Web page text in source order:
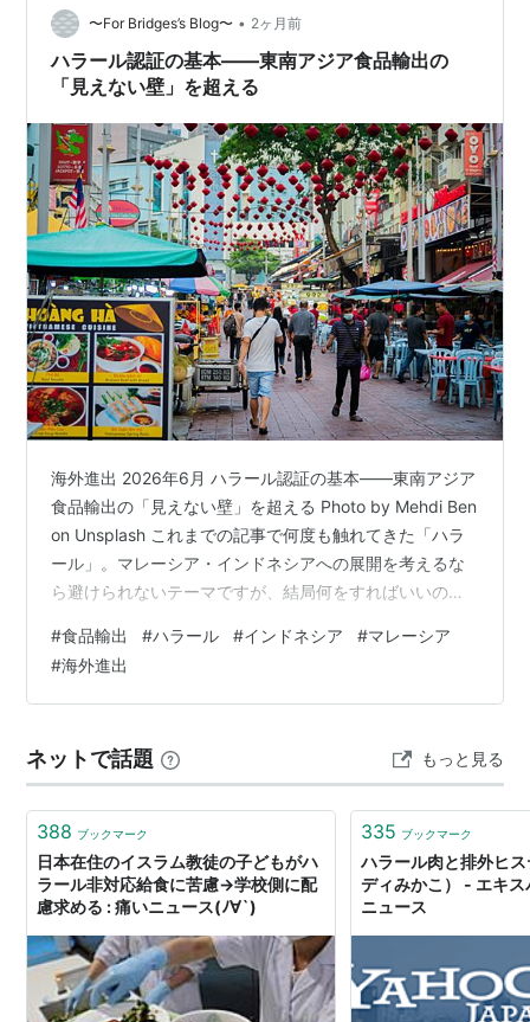
ハラール
イスラム法に基づきお祈りを行い、神の名の下に屠
殺された肉。
※豚肉など、ハラームなものはお祈りしても駄目。
お祈りの際は以下の様に唱えるのが基本。
ビスミッラーヒッ ラフマーニッ ラヒーム*1
魚介類一般（スンニー派）
鱗の付いた魚、エビ（一部のシーア派）
イナゴ
シマハイエナ（雑食なので、一部の地域では許可）
ハラーム（食べてはいけないもの）
豚肉（コーラン 第2章173節）、豚を原料としたもの
神の名の下に屠殺されていない動物の肉（コーラン
第2章173節）、その動物を原料としたもの
死肉 / 腐肉（コーラン 第5章3節）
アルコール類
牙を持つ食肉動物
ロバの肉
イナゴ以外の昆虫
※動物性油脂、ゼラチン、ビーフブイヨン等の肉エキス
は特に注意。
*1:慈悲遍く慈悲深きアッラーの御名において
〜For Bridges’s Blog〜 • 2ヶ月前
ハラール認証の基本——東南アジア食品輸出の
「見えない壁」を超える
海外進出 2026年6月 ハラール認証の基本——東南アジア
食品輸出の「見えない壁」を超える Photo by Mehdi Ben
on Unsplash これまでの記事で何度も触れてきた「ハラ
ール」。マレーシア・インドネシアへの展開を考えるな
ら避けられないテーマですが、結局何をすればいいのか
ル」、結局何なのか これまでのシリーズで、マレーシ
ア・インドネシアという市場の可能性について何度か触
れてきました。成長率の高さ、ムスリム人口の規模、現
も、必ず登場してきたのが「ハラール認証」です。 「マ
レーシア…
#食品輸出 #ハラール #インドネシア #マレーシア
#海外進出
ネットで話題 もっと見る
388 ブックマーク
日本在住のイスラム教徒の子どもがハ
ラール非対応給食に苦慮→学校側に配
慮求める : 痛いニュース(ﾉ∀`)
335 ブックマーク
ハラール肉と排外ヒ
ディみかこ） - エキ
ニュース